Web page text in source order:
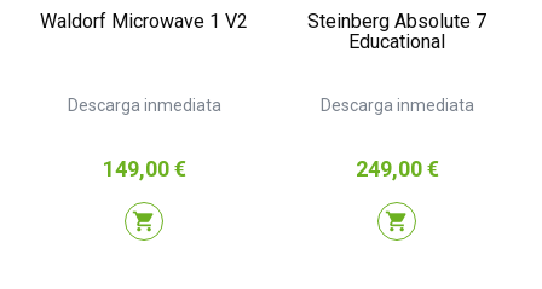
Waldorf Microwave 1 V2
Descarga inmediata
Precio
149,00 €
shopping_cart
Steinberg Absolute 7
Educational
Descarga inmediata
Precio
249,00 €
shopping_cart